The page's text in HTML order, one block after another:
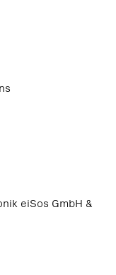
eiSos GmbH &